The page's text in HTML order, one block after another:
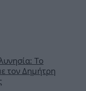
Το
τον Δημήτρη